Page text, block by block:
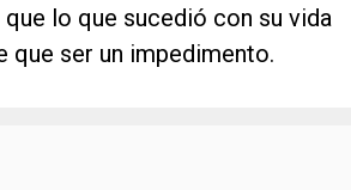
lo que sucedió con su vida
que ser un impedimento.